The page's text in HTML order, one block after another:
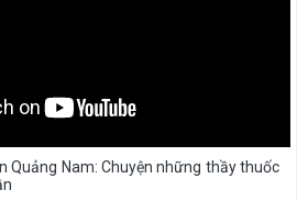
Quảng Nam: Chuyện những thầy thuốc